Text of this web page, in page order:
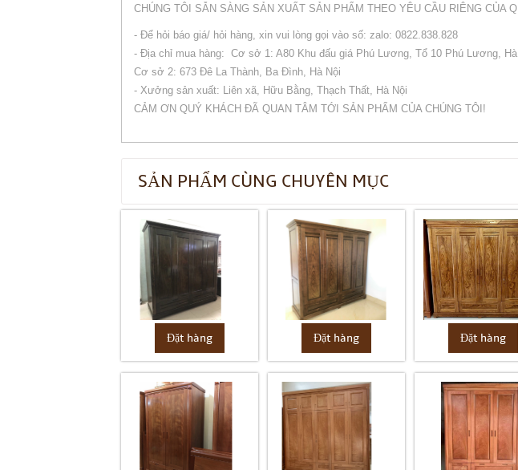
CHÚNG TÔI SẴN SÀNG SẢN XUẤT SẢN PHẨM THEO YÊU CẦU RIÊNG CỦA
- Để hỏi báo giá/ hỏi hàng, xin vui lòng gọi vào số: zalo: 0822.838.828
- Địa chỉ mua hàng: Cơ sở 1: A80 Khu đấu giá Phú Lương, Tổ 10 Phú Lương,
Cơ sở 2: 673 Đê La Thành, Ba Đình, Hà Nội
- Xưởng sản xuất: Liên xã, Hữu Bằng, Thạch Thất, Hà Nội
CẢM ƠN QUÝ KHÁCH ĐÃ QUAN TÂM TỚI SẢN PHẨM CỦA CHÚNG TÔI!
SẢN PHẨM CÙNG CHUYÊN MỤC
Đặt hàng Đặt hàng Đặt hàng